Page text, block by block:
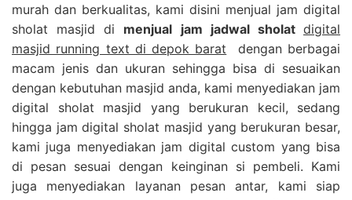
murah dan berkualitas, kami disini menjual jam digital
sholat masjid di menjual jam jadwal sholatdigital
masjid running text di depok barat dengan berbagai
macam jenis dan ukuran sehingga bisa di sesuaikan
dengan kebutuhan masjid anda, kami menyediakan jam
digital sholat masjid yang berukuran kecil, sedang
hingga jam digital sholat masjid yang berukuran besar,
kami juga menyediakan jam digital custom yang bisa
di pesan sesuai dengan keinginan si pembeli. Kami
juga menyediakan layanan pesan antar, kami siap